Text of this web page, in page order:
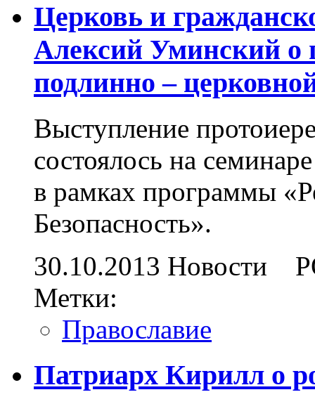
Церковь и
Алексий Уминский о
подлинно –
Выступление
состоялось на
в рамках программы
Безопасность».
30.10.2013 Новости
Метки:
Православие
Патриарх Кирилл о